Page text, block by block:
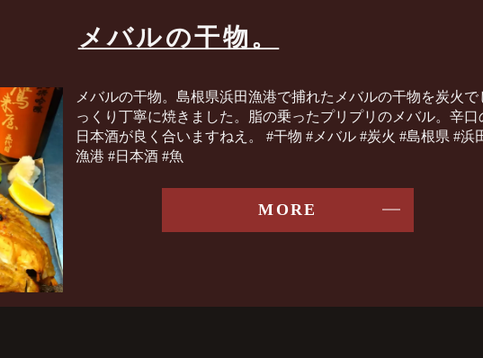
メバルの干物。
メバルの干物。島根県浜田漁港で捕れたメバルの干物を炭火で
っくり丁寧に焼きました。脂の乗ったプリプリのメバル。辛口
日本酒が良く合いますねえ。 #干物 #メバル #炭火 #島根県 #浜
漁港 #日本酒 #魚
MORE